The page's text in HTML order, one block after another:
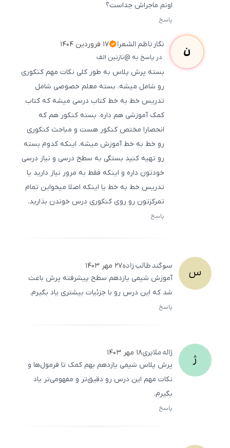
اونم ماجراش جداست؟
پاسخ
ن نگارناظم الشعرا ۱۷ فروردین ۱۴۰۴
در پاسخ به @نازنین الف
بسته پرش پلاس به طور کلی نکات مهم کنکوری
رو شامل میشه. بسته معلم خصوصی شامل
تدریس خط به خط کتاب درسی میشه که کتاب
کمک آموزشی هم داره. بسته کنکور هم که
انحصارا مختص کنکور هست و مباحث کنکوری
رو خط به خط آموزش میشه. اینکه کدوم بسته
رو تهیه کنید بستگی به سطح درسی و نیاز درسی
خودتون داره و اینکه فقط به مرور نیاز دارید یا
تدریس خط به خط یا اینکه اصلا میخواین تمام
تمرکزتون رو روی کنکوری درس خوندن بذارید.
پاسخ
س سوگندطالب زاده۲۷ مهر ۱۴۰۳
آموزش شیمی یازدهم سطح پیشرفته پرش باعث
شد که این درس رو با جزئیات بیشتری یاد بگیرم.
پاسخ
ژ ژالهملایری۱۸ مهر ۱۴۰۳
پرش پلاس شیمی یازدهم بهم کمک تا فرمول‌ها و
نکات مهم این درس رو دقیق‌تر و مفهومی‌تر یاد
بگیرم.
پاسخ